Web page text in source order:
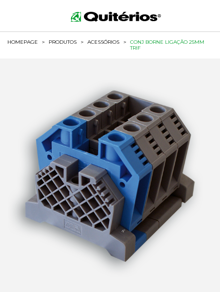
HOMEPAGE > PRODUTOS > ACESSÓRIOS >
CONJ BORNE LIGAÇÃO 25MM
TRIF